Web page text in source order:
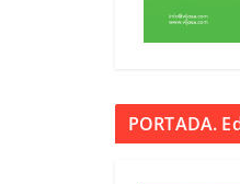
PORTADA.